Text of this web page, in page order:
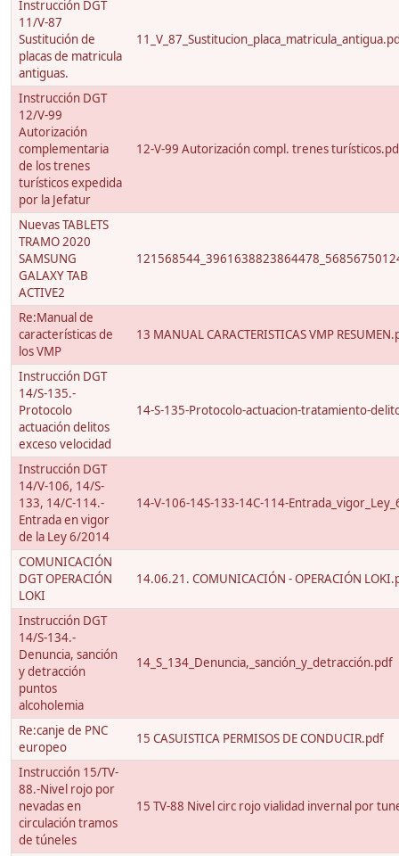
Instrucción DGT
11/V-87
Sustitución de
placas de matricula
antiguas.
Instrucción DGT
12/V-99
Autorización
complementaria
de los trenes
turísticos expedida
por la Jefatur
12-V-99 Autorización compl. trenes
Nuevas TABLETS
TRAMO 2020
SAMSUNG
GALAXY TAB
ACTIVE2
Re:Manual de
características de
los VMP
13 MANUAL CARACTERISTICAS VMP
Instrucción DGT
14/S-135.-
Protocolo
actuación delitos
exceso velocidad
14-S-135-Protocolo-actuacion-tratamiento-
Instrucción DGT
14/V-106, 14/S-
133, 14/C-114.-
Entrada en vigor
de la Ley 6/2014
14-V-106-14S-133-14C-114-
COMUNICACIÓN
DGT OPERACIÓN
LOKI
14.06.21. COMUNICACIÓN - OPERACIÓN
Instrucción DGT
14/S-134.-
Denuncia, sanción
y detracción
puntos
alcoholemia
14_S_134_Denuncia,_sanción_y_detracción.pdf
Re:canje de PNC
europeo
15 CASUISTICA PERMISOS DE CONDUCIR.pdf
Instrucción 15/TV-
88.-Nivel rojo por
nevadas en
circulación tramos
de túneles
15 TV-88 Nivel circ rojo vialidad invernal por